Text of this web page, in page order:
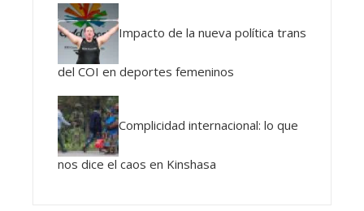
Impacto de la nueva política trans
del COI en deportes femeninos
Complicidad internacional: lo que
nos dice el caos en Kinshasa